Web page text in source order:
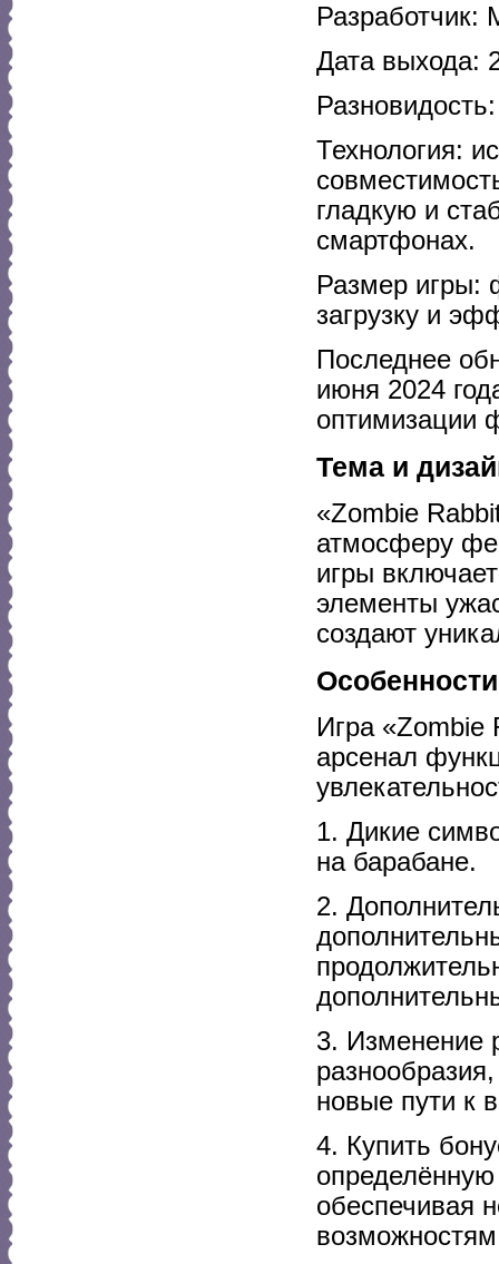
Разработчик:
Дата выхода:
Технология:
гладкую и
смартфонах.
Размер игры:
загрузку и
Последнее
июня 2024
оптимизации
Тема и
«Zombie
атмосферу
игры
элементы
создают
Игра «Zombie
арсенал
1. Дикие
на барабане.
2.
3. Изменение
новые пути к
4. Купить
обеспечивая